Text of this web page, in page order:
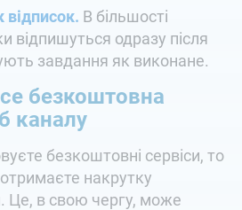
відписок. В більшості
відпишуться одразу після
завдання як виконане.
безкоштовна
каналу
безкоштовні сервіси, то
накрутку
Це, в свою чергу, може